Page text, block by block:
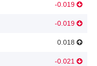
-0.019
-0.019
0.018
-0.021